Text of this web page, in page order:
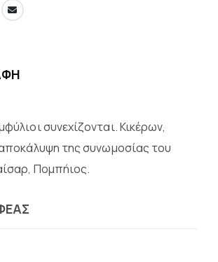
συνεχίζονται. Κικέρων,
αποκάλυψη της συνωμοσίας του
Πομπήιος.